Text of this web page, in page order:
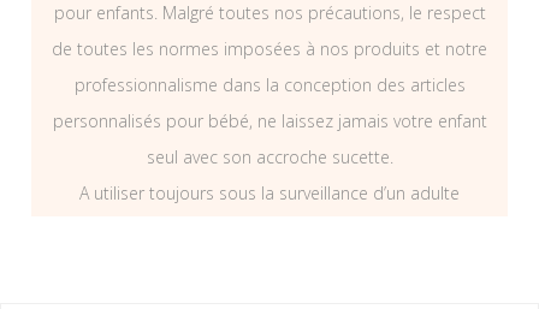
pour enfants. Malgré toutes nos précautions, le respect
de toutes les normes imposées à nos produits et notre
professionnalisme dans la conception des articles
personnalisés pour bébé, ne laissez jamais votre enfant
seul avec son accroche sucette.
A utiliser toujours sous la surveillance d’un adulte